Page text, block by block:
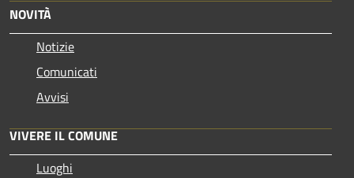
NOVITÀ
Notizie
Comunicati
Avvisi
VIVERE IL COMUNE
Luoghi